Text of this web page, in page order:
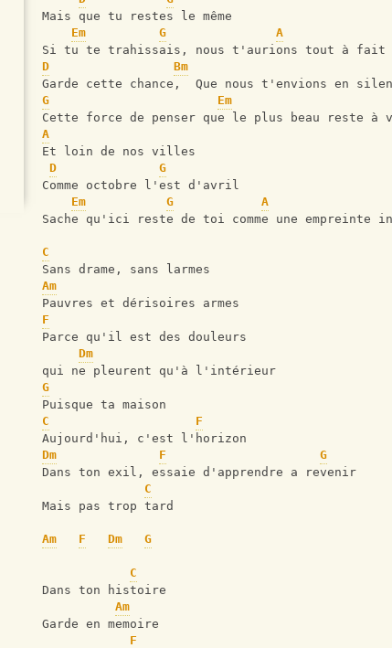
Mais que tu restes le même
Em
G
A
Si tu te trahissais, nous t'aurions tout à fait
D
Bm
Garde cette chance,  Que nous t'envions en
G
Em
Cette force de penser que le plus beau reste à
A
Et loin de nos villes
D
G
Comme octobre l'est d'avril
Em
G A
Sache qu'ici reste de toi comme une empreinte
C
Sans drame, sans larmes
Am
Pauvres et dérisoires armes
F
Parce qu'il est des douleurs
Dm
qui ne pleurent qu'à l'intérieur
G
Puisque ta maison
C
F
Aujourd'hui, c'est l'horizon
Dm
F
G
Dans ton exil, essaie d'apprendre a revenir
C
Mais pas trop tard
Am F Dm G
C
Dans ton histoire
Am
Garde en memoire
F